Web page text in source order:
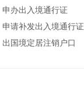
申办出入境通行证
申请补发出入境通行证
出国境定居注销户口